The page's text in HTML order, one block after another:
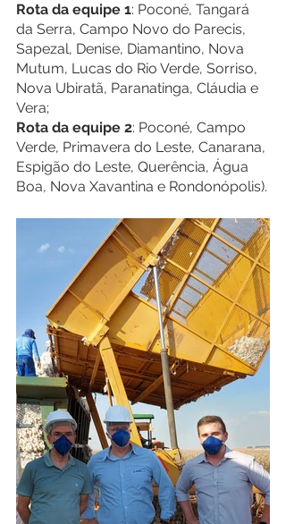
Rota da equipe 1: Poconé, Tangará
da Serra, Campo Novo do Parecis,
Sapezal, Denise, Diamantino, Nova
Mutum, Lucas do Rio Verde, Sorriso,
Nova Ubiratã, Paranatinga, Cláudia e
Vera;
Rota da equipe 2: Poconé, Campo
Verde, Primavera do Leste, Canarana,
Espigão do Leste, Querência, Água
Boa, Nova Xavantina e Rondonópolis).